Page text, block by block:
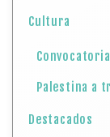
Cultura
Palestina a
Destacados